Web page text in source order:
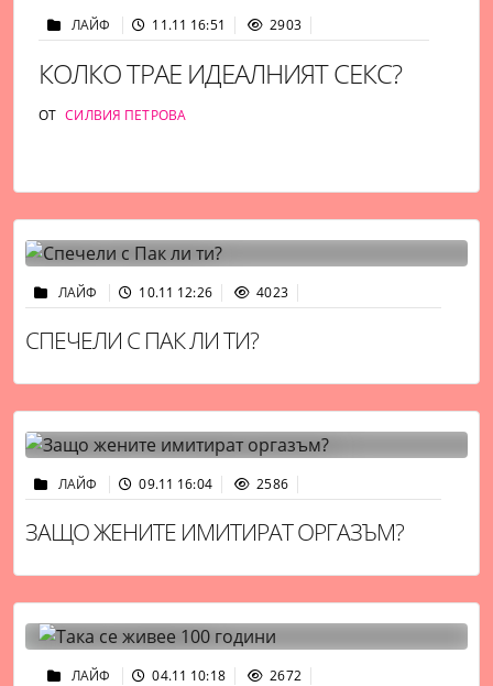
ЛАЙФ 11.11 16:51 2903
КОЛКО ТРАЕ ИДЕАЛНИЯТ СЕКС?
ОТ СИЛВИЯ ПЕТРОВА
ЛАЙФ 10.11 12:26 4023
СПЕЧЕЛИ С ПАК ЛИ ТИ?
ЛАЙФ 09.11 16:04 2586
ЗАЩО ЖЕНИТЕ ИМИТИРАТ ОРГАЗЪМ?
ЛАЙФ 04.11 10:18 2672